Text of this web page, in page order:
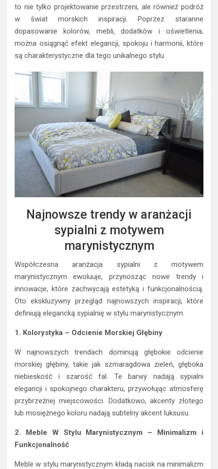
to nie tylko projektowanie przestrzeni, ale również podróż
w świat morskich inspiracji. Poprzez staranne
dopasowanie kolorów, mebli, dodatków i oświetlenia,
można osiągnąć efekt elegancji, spokoju i harmonii, które
są charakterystyczne dla tego unikalnego stylu.
Najnowsze trendy w aranżacji
sypialni z motywem
marynistycznym
Współczesna aranżacja sypialni z motywem
marynistycznym ewoluuje, przynosząc nowe trendy i
innowacje, które zachwycają estetyką i funkcjonalnością.
Oto ekskluzywny przegląd najnowszych inspiracji, które
definiują elegancką sypialnię w stylu marynistycznym.
1. Kolorystyka – Odcienie Morskiej Głębiny
W najnowszych trendach dominują głębokie odcienie
morskiej głębiny, takie jak szmaragdowa zieleń, głęboka
niebieskość i szarość fal. Te barwy nadają sypialni
elegancji i spokojnego charakteru, przywołując atmosferę
przybrzeżnej miejscowości. Dodatkowo, akcenty złotego
lub mosiężnego koloru nadają subtelny akcent luksusu.
2. Meble W Stylu Marynistycznym – Minimalizm i
Funkcjonalność
Meble w stylu marynistycznym kładą nacisk na minimalizm